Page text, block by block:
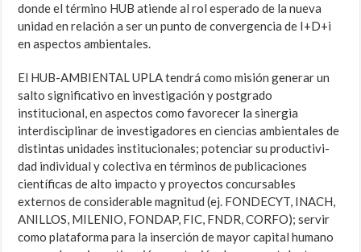
don­de el término HUB atiende al rol esperado de la nueva
unidad en rela­ción a ser un punto de convergencia de I+D+i
en aspectos ambientales.
El HUB-AMBIENTAL UPLA tendrá como misión generar un
salto sig­nificativo en investigación y postgrado
institucional, en aspectos como favorecer la sinergia
interdisciplinar de investigadores en ciencias am­bientales de
distintas unidades institucionales; potenciar su productivi­
dad individual y colectiva en términos de publicaciones
científicas de al­to impacto y proyectos concursables
externos de considerable magni­tud (ej. FONDECYT, INACH,
ANILLOS, MILENIO, FONDAP, FIC, FNDR, CORFO); servir
como plataforma para la inserción de mayor capital hu­mano